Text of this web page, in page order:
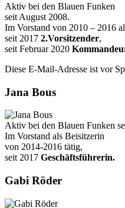
Aktiv bei den Blauen Funken
seit August 2008.
Im Vorstand von 2010 – 2016
seit 2017 2.Vorsitzender,
seit Februar 2020
Diese E-Mail-Adresse ist vor
Jana Bous
Aktiv bei den Blauen Funken
Im Vorstand als Beisitzerin
von 2014-2016 tätig,
seit 2017 Geschäftsführerin.
Gabi Röder